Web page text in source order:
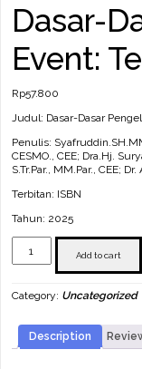
Dasar-
Event:
Rp57.800
Judul: Dasar-Dasar
Penulis:
CESMO., CEE; Dra.Hj.
S.Tr.Par., MM.Par., CEE;
Terbitan: ISBN
Tahun: 2025
Dasar
Pengelolaan
Teori
Aplikasi
quantity
Add to cart
Category: Uncategorized
Description